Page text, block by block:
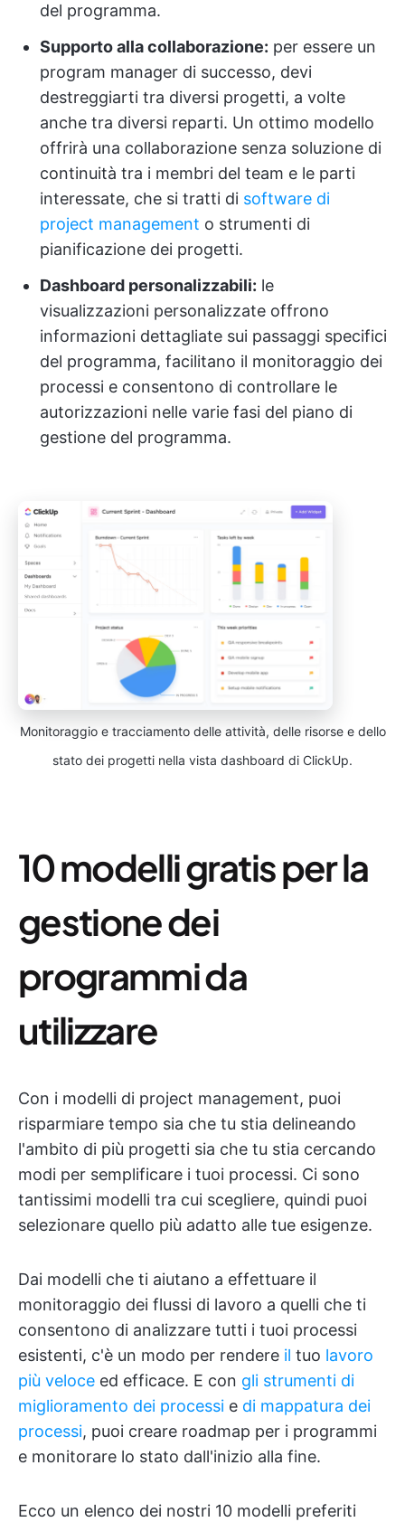
del programma.
Supporto alla collaborazione: per essere un
program manager di successo, devi
destreggiarti tra diversi progetti, a volte
anche tra diversi reparti. Un ottimo modello
offrirà una collaborazione senza soluzione di
continuità tra i membri del team e le parti
interessate, che si tratti di software di
project management o strumenti di
pianificazione dei progetti.
Dashboard personalizzabili: le
visualizzazioni personalizzate offrono
informazioni dettagliate sui passaggi specifici
del programma, facilitano il monitoraggio dei
processi e consentono di controllare le
autorizzazioni nelle varie fasi del piano di
gestione del programma.
Monitoraggio e tracciamento delle attività, delle risorse e dello
stato dei progetti nella vista dashboard di ClickUp.
10 modelli gratis per la
gestione dei
programmi da
utilizzare
Con i modelli di project management, puoi
risparmiare tempo sia che tu stia delineando
l'ambito di più progetti sia che tu stia cercando
modi per semplificare i tuoi processi. Ci sono
tantissimi modelli tra cui scegliere, quindi puoi
selezionare quello più adatto alle tue esigenze.
Dai modelli che ti aiutano a effettuare il
monitoraggio dei flussi di lavoro a quelli che ti
consentono di analizzare tutti i tuoi processi
esistenti, c'è un modo per rendere il tuo lavoro
più veloce ed efficace. E con gli strumenti di
miglioramento dei processi e di mappatura dei
processi, puoi creare roadmap per i programmi
e monitorare lo stato dall'inizio alla fine.
Ecco un elenco dei nostri 10 modelli preferiti